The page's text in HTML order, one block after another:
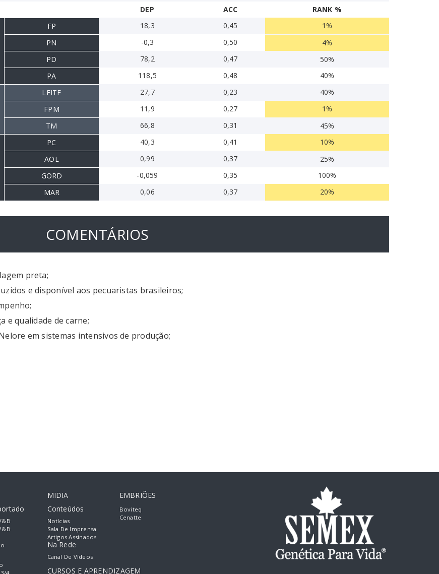
DEP ACC RANK %
FP 18,3 0,45
1%
PN
-0,3 0,50
4%
PD
78,2 0,47
50%
PA
118,5 0,48 40%
LEITE 27,7 0,23
40%
FPM
11,9 0,27
1%
TM
66,8 0,31 45%
PC 40,3 0,41
10%
AOL
0,99 0,37
25%
GORD
-0,059 0,35
100%
MAR
0,06 0,37 20%
COMENTÁRIOS
preta;
e disponível aos pecuaristas brasileiros;
e qualidade de carne;
em sistemas intensivos de produção;
MIDIA
Conteúdos
Notícias
Sala De Imprensa
Artigos Assinados
Na Rede
Canal De Vídeos
EMBRIÕES
Boviteq
Cenatte
CURSOS E APRENDIZAGEM